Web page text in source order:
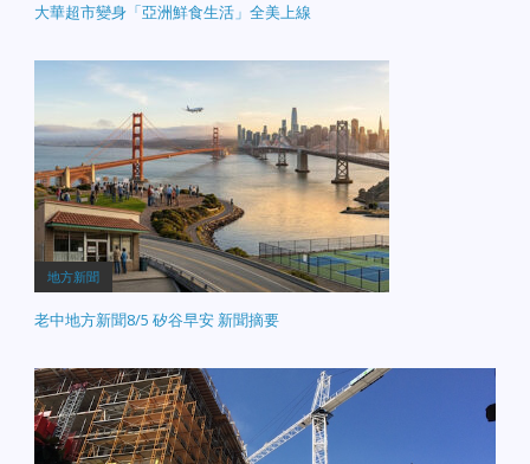
大華超市變身「亞洲鮮食生活」全美上線
地方新聞
老中地方新聞8/5 矽谷早安 新聞摘要